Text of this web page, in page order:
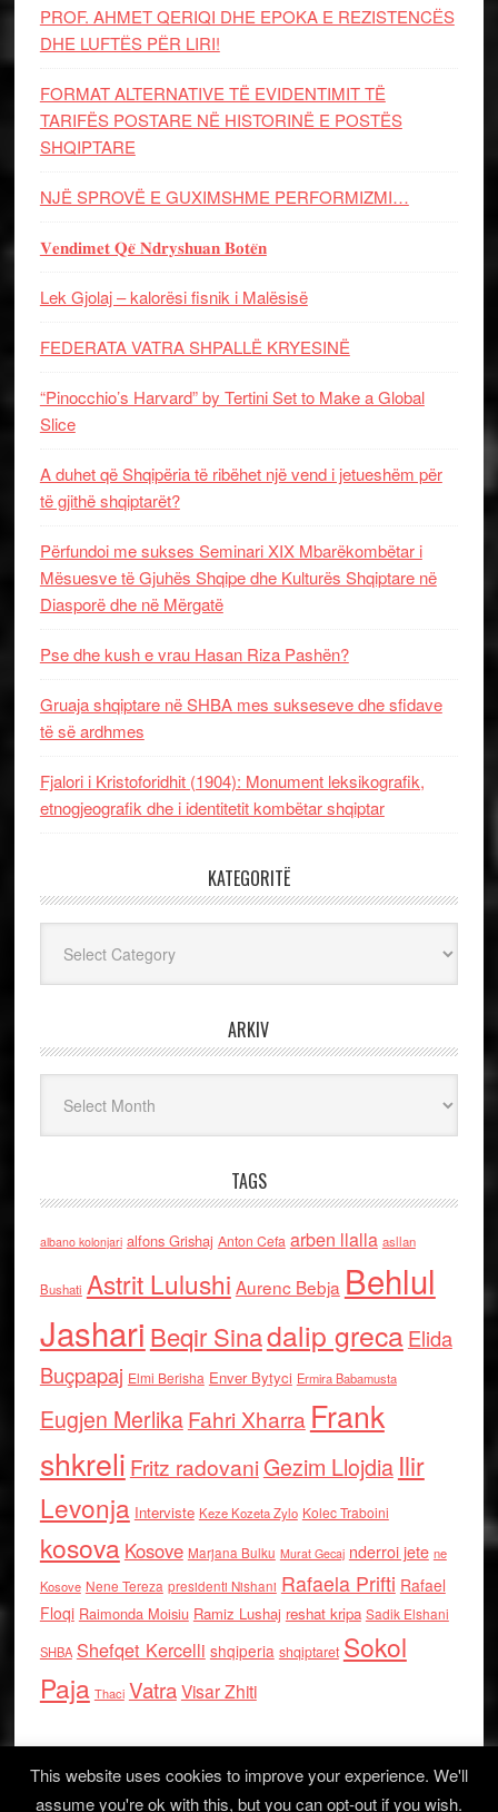
PROF. AHMET QERIQI DHE EPOKA E REZISTENCЁS
DHE LUFTЁS PЁR LIRI!
FORMAT ALTERNATIVE TË EVIDENTIMIT TË
TARIFËS POSTARE NË HISTORINË E POSTËS
SHQIPTARE
NJË SPROVË E GUXIMSHME PERFORMIZMI…
𝐕𝐞𝐧𝐝𝐢𝐦𝐞𝐭 𝐐𝐞̈ 𝐍𝐝𝐫𝐲𝐬𝐡𝐮𝐚𝐧 𝐁𝐨𝐭𝐞̈𝐧
Lek Gjolaj – kalorësi fisnik i Malësisë
FEDERATA VATRA SHPALLË KRYESINË
“Pinocchio’s Harvard” by Tertini Set to Make a Global
Slice
A duhet që Shqipëria të ribëhet një vend i jetueshëm për
të gjithë shqiptarët?
Përfundoi me sukses Seminari XIX Mbarëkombëtar i
Mësuesve të Gjuhës Shqipe dhe Kulturës Shqiptare në
Diasporë dhe në Mërgatë
Pse dhe kush e vrau Hasan Riza Pashën?
Gruaja shqiptare në SHBA mes sukseseve dhe sfidave
të së ardhmes
Fjalori i Kristoforidhit (1904): Monument leksikografik,
etnogjeografik dhe i identitetit kombëtar shqiptar
KATEGORITË
ARKIV
TAGS
albano kolonjari alfons Grishaj Anton Cefa arben llalla asllan
Bushati Astrit Lulushi Aurenc Bebja Behlul
Jashari Beqir Sinadalip grecaElida
Buçpapaj Elmi Berisha Enver Bytyci Ermira Babamusta
Eugjen MerlikaFahri Xharra Frank
shkreli Fritz radovaniGezim Llojdia Ilir
Levonja Interviste Keze Kozeta Zylo Kolec Traboini
kosova Kosove Marjana Bulku Murat Gecaj nderroi jete ne
Kosove Nene Tereza presidenti Nishani Rafaela Prifti Rafael
Floqi Raimonda Moisiu Ramiz Lushaj reshat kripa Sadik Elshani
SHBA Shefqet Kercelli shqiperia shqiptaret Sokol
Paja Thaci VatraVisar Zhiti
This website uses cookies to improve your experience. We'll
assume you're ok with this, but you can opt-out if you wish.